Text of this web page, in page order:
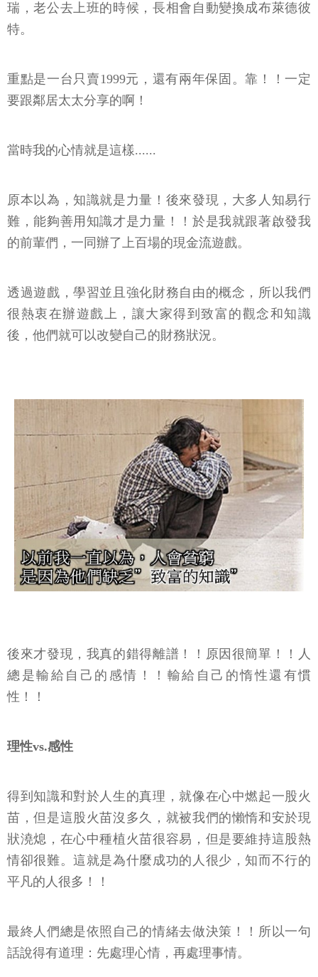
瑞，老公去上班的時候，長相會自動變換成布萊德彼
特。
重點是一台只賣1999元，還有兩年保固。靠！！一定
要跟鄰居太太分享的啊！
當時我的心情就是這樣......
原本以為，知識就是力量！後來發現，大多人知易行
難，能夠善用知識才是力量！！於是我就跟著啟發我
的前輩們，一同辦了上百場的現金流遊戲。
透過遊戲，學習並且強化財務自由的概念，所以我們
很熱衷在辦遊戲上，讓大家得到致富的觀念和知識
後，他們就可以改變自己的財務狀況。
後來才發現，我真的錯得離譜！！原因很簡單！！人
總是輸給自己的感情！！輸給自己的惰性還有慣
性！！
理性vs.感性
得到知識和對於人生的真理，就像在心中燃起一股火
苗，但是這股火苗沒多久，就被我們的懶惰和安於現
狀澆熄，在心中種植火苗很容易，但是要維持這股熱
情卻很難。這就是為什麼成功的人很少，知而不行的
平凡的人很多！！
最終人們總是依照自己的情緒去做決策！！所以一句
話說得有道理：先處理心情，再處理事情。